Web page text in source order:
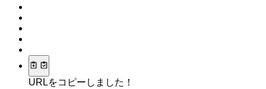
URLをコピーしました！